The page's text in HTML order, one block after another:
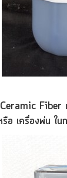
eramic Fiber
อ เครื่องพ่น ใน